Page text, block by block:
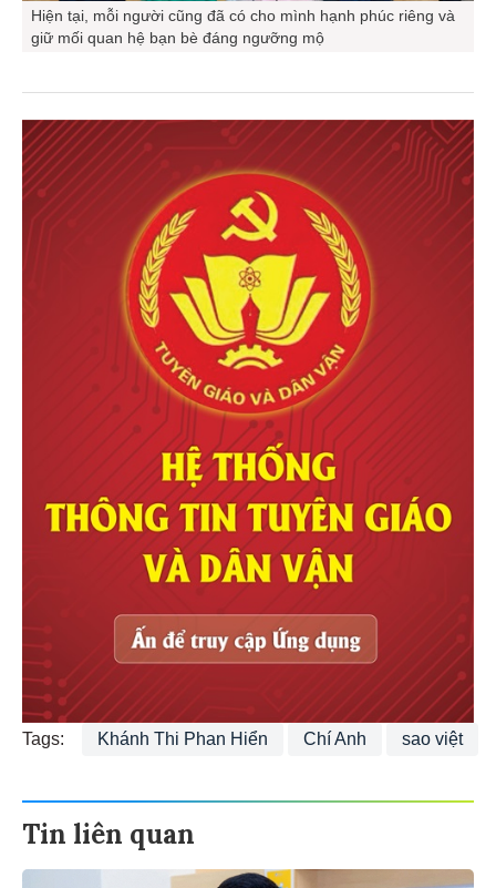
Hiện tại, mỗi người cũng đã có cho mình hạnh phúc riêng và
giữ mối quan hệ bạn bè đáng ngưỡng mộ
Tags: Khánh Thi Phan Hiển Chí Anh sao việt
Tin liên quan